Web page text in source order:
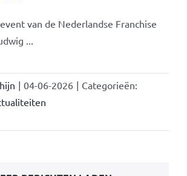
van de Nederlandse Franchise
...
| 04-06-2026 | Categorieën: